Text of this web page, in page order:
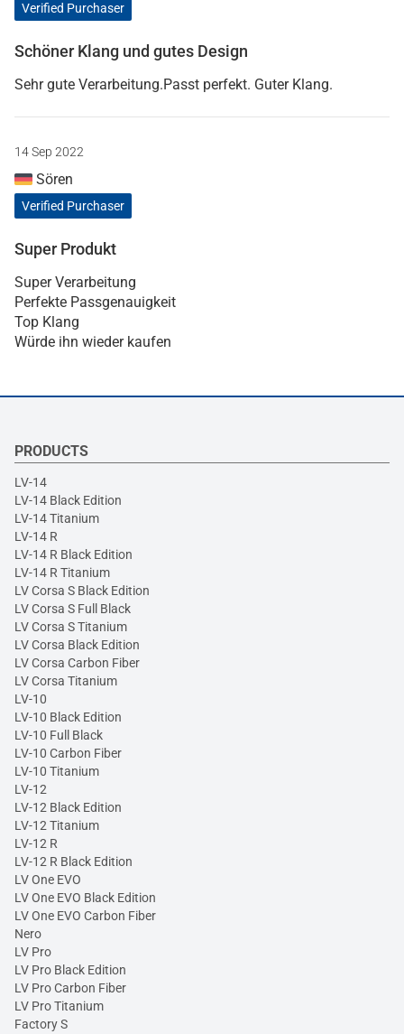
Verified Purchaser
Schöner Klang und gutes Design
Sehr gute Verarbeitung.Passt perfekt. Guter Klang.
14 Sep 2022
Sören
Verified Purchaser
Super Produkt
Super Verarbeitung
Perfekte Passgenauigkeit
Top Klang
Würde ihn wieder kaufen
PRODUCTS
LV-14
LV-14 Black Edition
LV-14 Titanium
LV-14 R
LV-14 R Black Edition
LV-14 R Titanium
LV Corsa S Black Edition
LV Corsa S Full Black
LV Corsa S Titanium
LV Corsa Black Edition
LV Corsa Carbon Fiber
LV Corsa Titanium
LV-10
LV-10 Black Edition
LV-10 Full Black
LV-10 Carbon Fiber
LV-10 Titanium
LV-12
LV-12 Black Edition
LV-12 Titanium
LV-12 R
LV-12 R Black Edition
LV One EVO
LV One EVO Black Edition
LV One EVO Carbon Fiber
Nero
LV Pro
LV Pro Black Edition
LV Pro Carbon Fiber
LV Pro Titanium
Factory S